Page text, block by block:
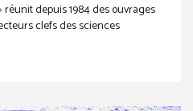
depuis 1984 des ouvrages
clefs des sciences